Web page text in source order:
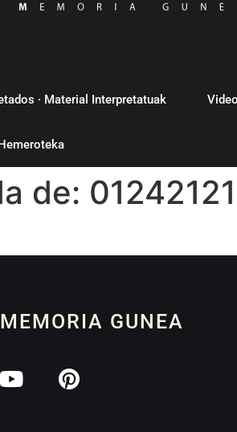
· Material Interpretatuak
de:
GUNEA